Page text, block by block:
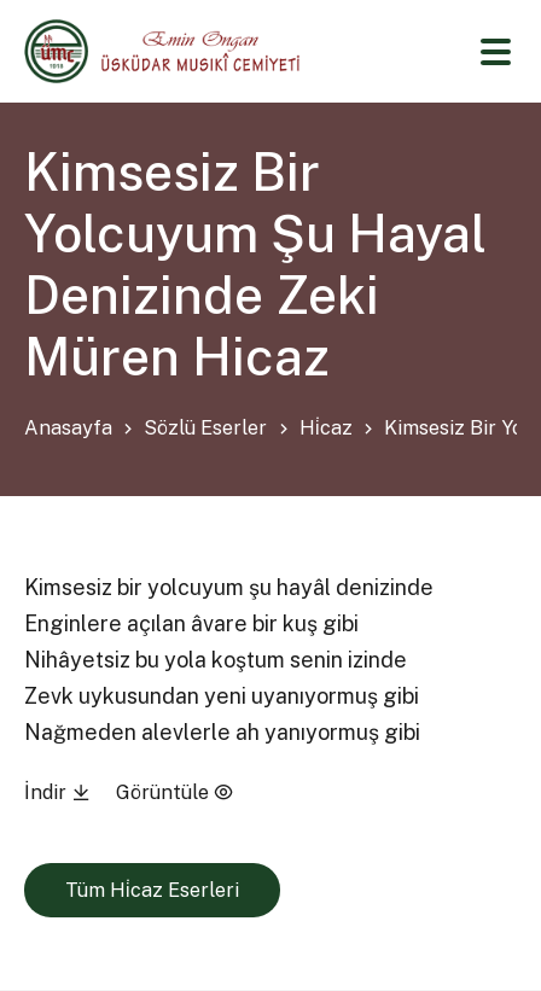
Kimsesiz Bir
Yolcuyum Şu Hayal
Denizinde Zeki
Müren Hicaz
Anasayfa Sözlü Eserler Hi̇caz Kimsesiz Bir
Kimsesiz bir yolcuyum şu hayâl denizinde
Enginlere açılan âvare bir kuş gibi
Nihâyetsiz bu yola koştum senin izinde
Zevk uykusundan yeni uyanıyormuş gibi
Nağmeden alevlerle ah yanıyormuş gibi
İndir Görüntüle
Tüm Hi̇caz Eserleri